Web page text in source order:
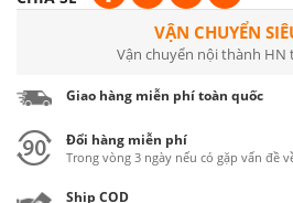
VẬN CHUYỂN
Vận chuyển nội thành HN
Giao hàng miễn phí toàn quốc
Đổi hàng miễn phí
Trong vòng 3 ngày nếu có gặp vấn đề
Ship COD